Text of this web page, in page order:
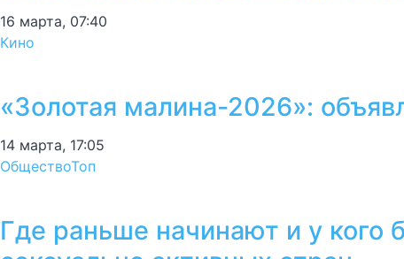
16 марта, 07:40
Кино
«Золотая малина-2026»:
14 марта, 17:05
ОбществоТоп
Где раньше начинают и у кого